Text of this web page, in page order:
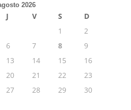
2026
J V S
D
1
2
6 7 8
9
13 14 15
16
20 21 22
23
27 28 29
30